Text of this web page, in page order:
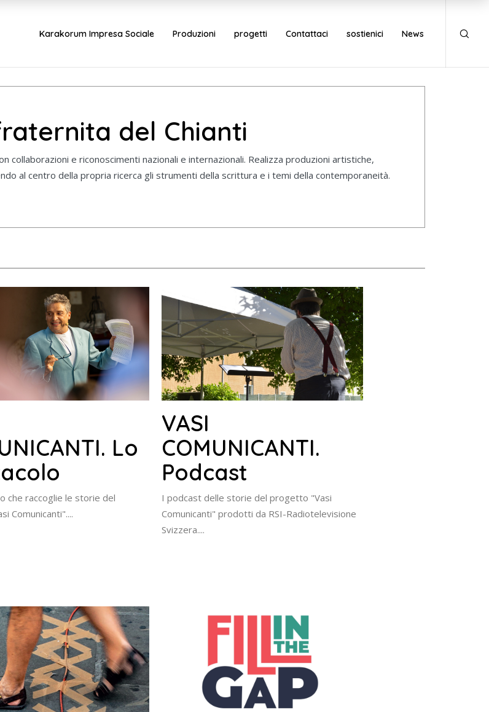
Karakorum Impresa Sociale Produzioni progetti Contattaci sostienici News
del Chianti
collaborazioni e riconoscimenti nazionali e internazionali. Realizza produzioni artistiche,
al centro della propria ricerca gli strumenti della scrittura e i temi della contemporaneità.
Lo
che raccoglie le storie del
Comunicanti"....
VASI
COMUNICANTI.
Podcast
I podcast delle storie del progetto "Vasi
Comunicanti" prodotti da RSI-Radiotelevisione
Svizzera....